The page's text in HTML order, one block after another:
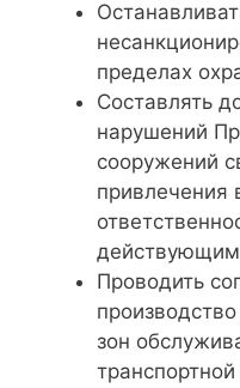
пределах
Составлять
нарушений
сооружений
привлечения
действующим
Проводить
зон